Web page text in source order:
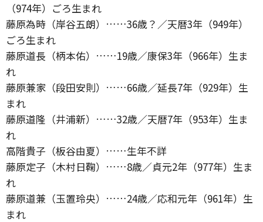
（974年）ごろ生まれ
藤原為時（岸谷五朗）……36歳？／天暦3年（949年）
ごろ生まれ
藤原道長（柄本佑）……19歳／康保3年（966年）生ま
れ
藤原兼家（段田安則）……66歳／延長7年（929年）生
まれ
藤原道隆（井浦新）……32歳／天暦7年（953年）生ま
れ
高階貴子（板谷由夏）……生年不詳
藤原定子（木村日鞠）……8歳／貞元2年（977年）生ま
れ
藤原道兼（玉置玲央）……24歳／応和元年（961年）生
まれ